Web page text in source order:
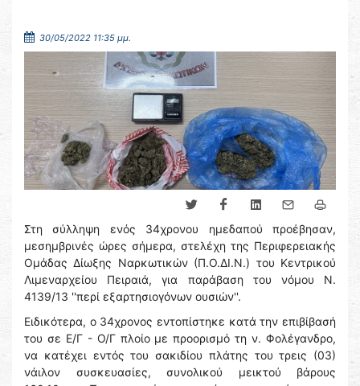
30/05/2022 11:35 μμ.
Στη σύλληψη ενός 34χρονου ημεδαπού προέβησαν,
μεσημβρινές ώρες σήμερα, στελέχη της Περιφερειακής
Ομάδας Δίωξης Ναρκωτικών (Π.Ο.ΔΙ.Ν.) του Κεντρικού
Λιμεναρχείου Πειραιά, για παράβαση του νόμου Ν.
4139/13 ''περί εξαρτησιογόνων ουσιών''.
Ειδικότερα, ο 34χρονος εντοπίστηκε κατά την επιβίβασή
του σε Ε/Γ - Ο/Γ πλοίο με προορισμό τη ν. Φολέγανδρο,
να κατέχει εντός του σακιδίου πλάτης του τρεις (03)
νάιλον συσκευασίες, συνολικού μεικτού βάρους